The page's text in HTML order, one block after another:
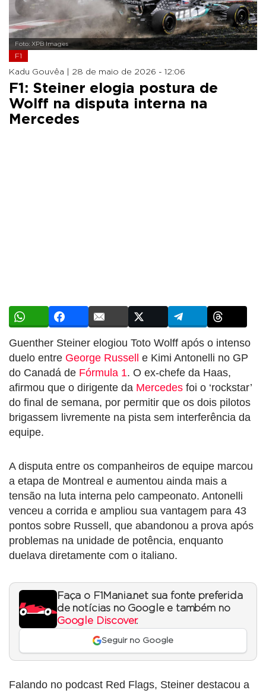
Foto: XPB Images
F1
Kadu Gouvêa | 28 de maio de 2026 - 12:06
F1: Steiner elogia postura de
Wolff na disputa interna na
Mercedes
Guenther Steiner elogiou Toto Wolff após o intenso
duelo entre George Russell e Kimi Antonelli no GP
do Canadá de Fórmula 1. O ex-chefe da Haas,
afirmou que o dirigente da Mercedes foi o ‘rockstar’
do final de semana, por permitir que os dois pilotos
brigassem livremente na pista sem interferência da
equipe.
A disputa entre os companheiros de equipe marcou
a etapa de Montreal e aumentou ainda mais a
tensão na luta interna pelo campeonato. Antonelli
venceu a corrida e ampliou sua vantagem para 43
pontos sobre Russell, que abandonou a prova após
problemas na unidade de potência, enquanto
duelava diretamente com o italiano.
Faça o F1Mania.net sua fonte preferida
de notícias no Google e também no
Google Discover.
Seguir no Google
Falando no podcast Red Flags, Steiner destacou a